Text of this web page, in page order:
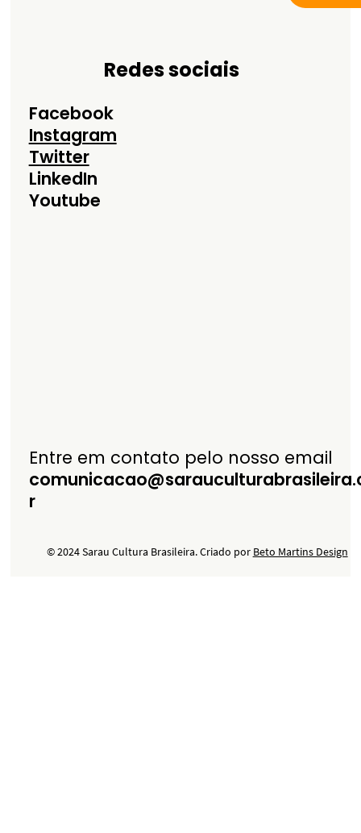
© 2024 Sarau Cultura Brasileira. Criado por Beto Martins Design
Entre em contato pelo nosso email
r
Redes sociais
Facebook
Instagram
Twitter
LinkedIn
Youtube